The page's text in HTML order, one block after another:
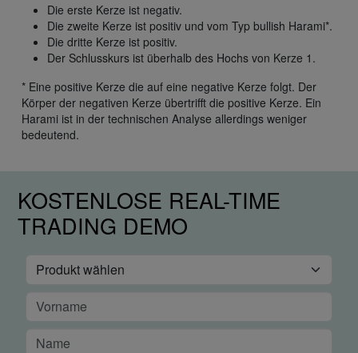
Die erste Kerze ist negativ.
Die zweite Kerze ist positiv und vom Typ bullish Harami*.
Die dritte Kerze ist positiv.
Der Schlusskurs ist überhalb des Hochs von Kerze 1.
* Eine positive Kerze die auf eine negative Kerze folgt. Der
Körper der negativen Kerze übertrifft die positive Kerze. Ein
Harami ist in der technischen Analyse allerdings weniger
bedeutend.
KOSTENLOSE REAL-TIME
TRADING DEMO